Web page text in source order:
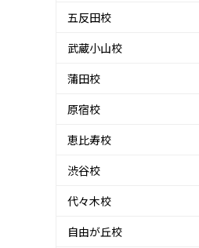
五反田校
武蔵小山校
蒲田校
原宿校
恵比寿校
渋谷校
代々木校
自由が丘校